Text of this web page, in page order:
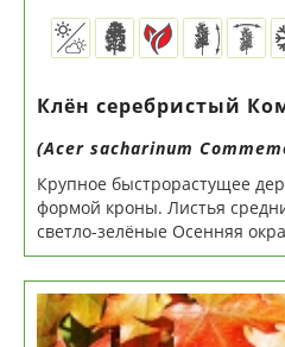
Клён серебристый
(Acer sacharinum
Крупное быстрорастущее
формой кроны. Листья
светло-зелёные Осенняя